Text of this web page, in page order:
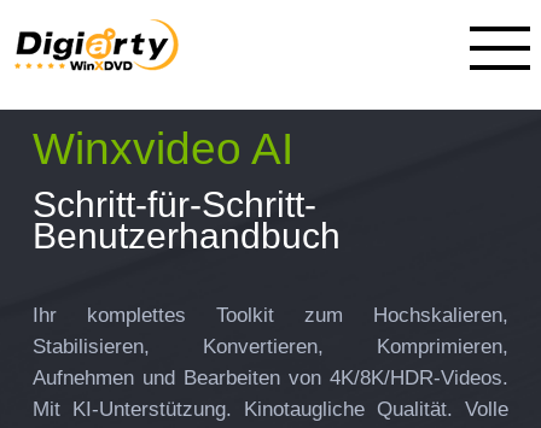
Winxvideo AI
Schritt-für-Schritt-
Benutzerhandbuch
Ihr komplettes Toolkit zum Hochskalieren,
Stabilisieren, Konvertieren, Komprimieren,
Aufnehmen und Bearbeiten von 4K/8K/HDR-Videos.
Mit KI-Unterstützung. Kinotaugliche Qualität. Volle